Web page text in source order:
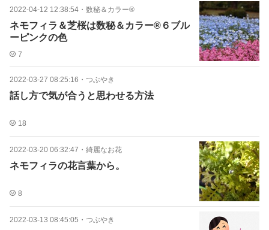
2022-04-12 12:38:54 ・ 数秘＆カラー®
ネモフィラ＆芝桜は数秘＆カラー®６ブル
ーピンクの色
7
2022-03-27 08:25:16 ・ つぶやき
話し方で気が合うと思わせる方法
18
2022-03-20 06:32:47 ・ 綺麗なお花
ネモフィラの花言葉から。
8
2022-03-13 08:45:05 ・ つぶやき